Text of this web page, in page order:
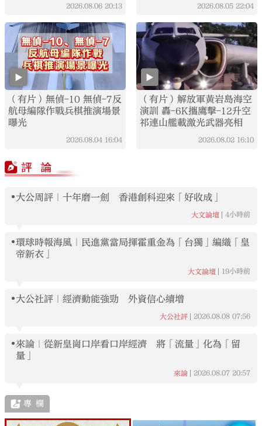
2026.08.06 20:13 2026.08.05 22:04
（有片）無偵-10 無偵-7反
航母編隊作戰兵棋推演場景
曝光
2026.08.04 16:04
（有片）解放軍黃岩島海空
演訓 轟-6K攜鷹擊-12升空
祁連山艦載激光武器亮相
2026.08.02 16:10
大公周評｜十年磨一劍 香港創科迎來「好收成」
大文論壇 4小時前
環球時報海風｜民進黨當局揮霍重金為「台獨」編織「皇
帝新衣」
大文論壇 19小時前
大公社評｜經濟動能強勁 外資信心續增
大公社評 2026.08.08 07:56
來論｜從新皇崗口岸看口岸經濟 將「流量」化為「留
量」
來論 2026.08.07 20:57
專欄